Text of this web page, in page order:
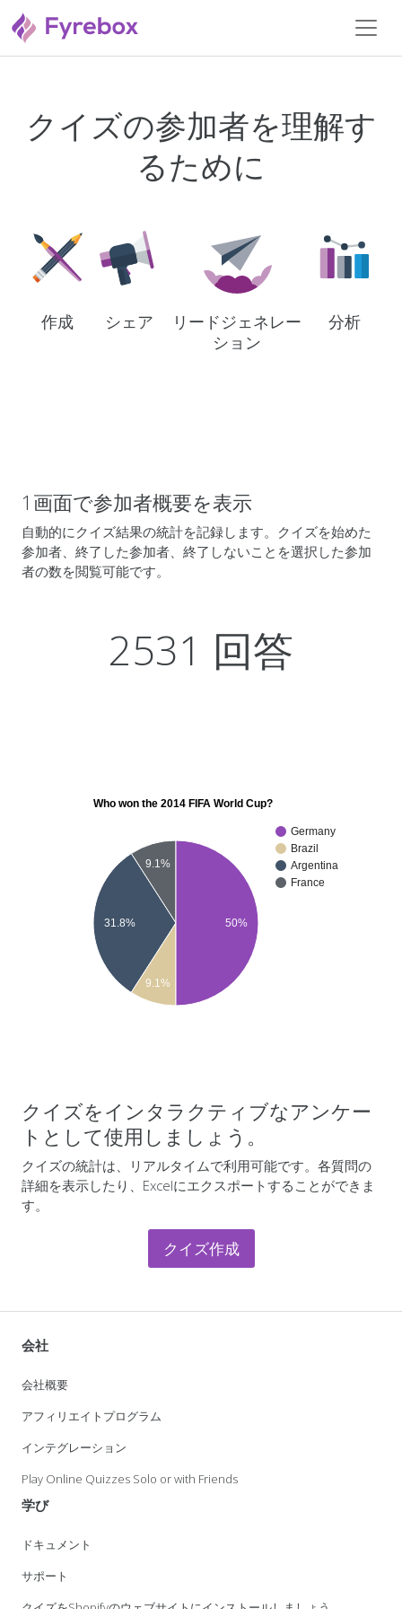
クイズの参加者を理解す
るために
作成 シェア
リードジェネレー
ション
分析
1画面で参加者概要を表示
自動的にクイズ結果の統計を記録します。クイズを始めた
参加者、終了した参加者、終了しないことを選択した参加
者の数を閲覧可能です。
2531 回答
Who won the 2014 FIFA World Cup?
Germany
Brazil
Argentina
France
9.1%
31.8%
9.1%
50%
クイズをインタラクティブなアンケー
トとして使用しましょう。
クイズの統計は、リアルタイムで利用可能です。各質問の
詳細を表示したり、Excelにエクスポートすることができま
す。
クイズ作成
会社
会社概要
アフィリエイトプログラム
インテグレーション
Play Online Quizzes Solo or with Friends
学び
ドキュメント
サポート